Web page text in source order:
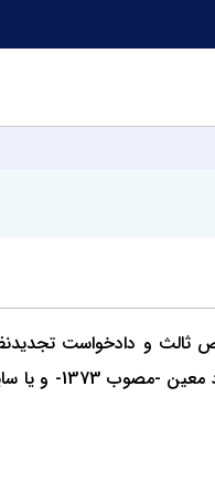
و دادخواست
هزینه وکالت‌نامه و برگ‌های اجرایی